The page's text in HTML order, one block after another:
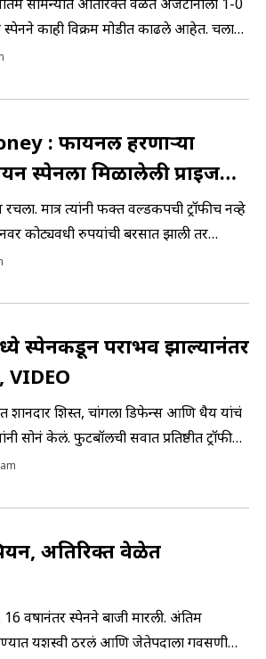
काही विक्रम मोडीत काढले आहेत. चला
: फायनल हरणाऱ्या
स्पेनला मिळालेली प्राईज
मात्र त्यांनी फक्त वर्ल्डकपची ट्रॉफीच नव्हे
कोट्यवधी रुपयांची बरसात झाली तर
मोठी
स्पेनकडून पराभव झाल्यानंतर
VIDEO
शिस्त, चांगला डिफेन्स आणि धैर्य यांचं
सोनं केलं. फुटबॉलची सर्वात प्रतिष्ठीत ट्रॉफी
बनवलं.
अतिरिक्त वेळेत
वर्षानंतर स्पेनने बाजी मारली. अंतिम
यशस्वी ठरलं आणि जेतेपदाला गवसणी